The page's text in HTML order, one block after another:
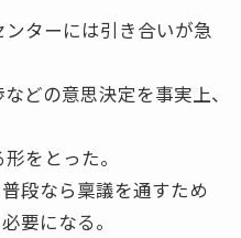
ターには引き合いが急
どの意思決定を事実上、
をとった。
段なら稟議を通すため
要になる。